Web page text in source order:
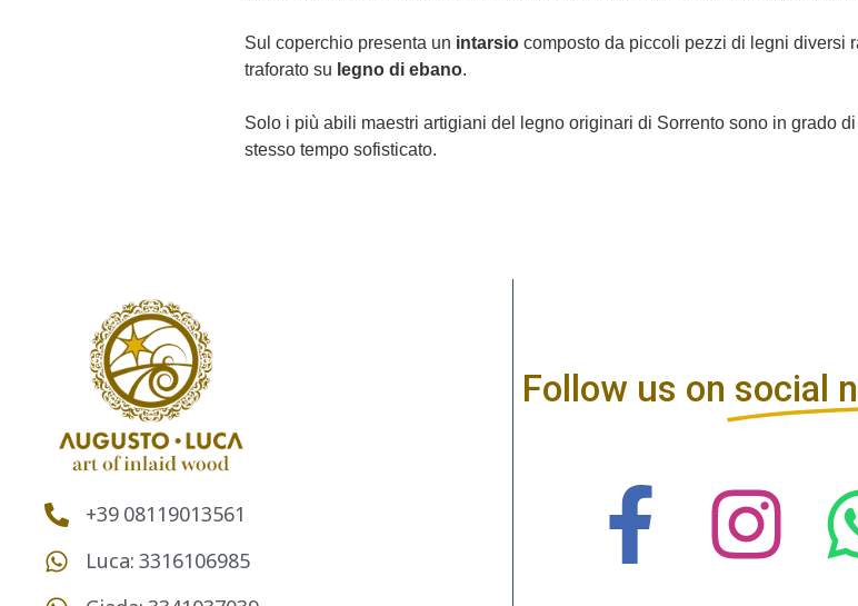
Sul coperchio presenta un intarsio composto da piccoli pezzi di legni diversi
traforato su legno di ebano.
Solo i più abili maestri artigiani del legno originari di Sorrento sono in grado
stesso tempo sofisticato.
+39 08119013561
Luca: 3316106985
Follow us on social